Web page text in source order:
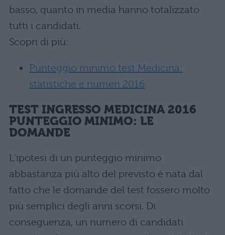
basso, quanto in media hanno totalizzato
tutti i candidati.
Scopri di più:
Punteggio minimo test Medicina:
statistiche e numeri 2016
TEST INGRESSO MEDICINA 2016
PUNTEGGIO MINIMO: LE
DOMANDE
L’ipotesi di un punteggio minimo
abbastanza più alto del previsto è nata dal
fatto che le domande del test fossero molto
più semplici degli anni scorsi. Di
conseguenza, un numero di candidati